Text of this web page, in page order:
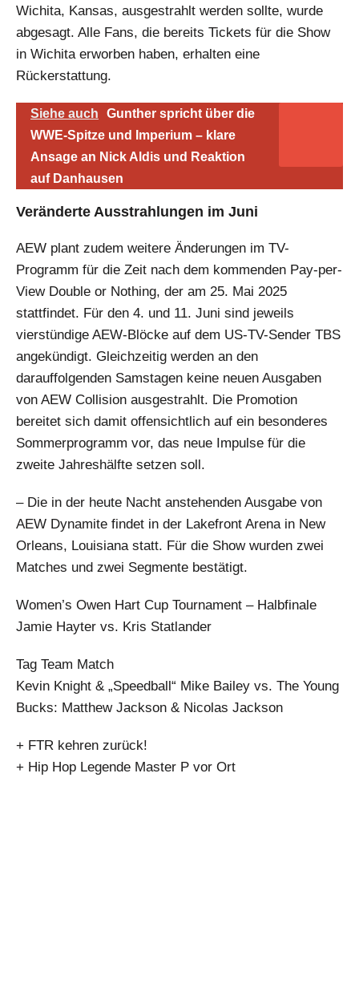
Wichita, Kansas, ausgestrahlt werden sollte, wurde
abgesagt. Alle Fans, die bereits Tickets für die Show
in Wichita erworben haben, erhalten eine
Rückerstattung.
Siehe auch
Gunther spricht über die
WWE-Spitze und Imperium – klare
Ansage an Nick Aldis und Reaktion
auf Danhausen
Veränderte Ausstrahlungen im Juni
AEW plant zudem weitere Änderungen im TV-
Programm für die Zeit nach dem kommenden Pay-per-
View Double or Nothing, der am 25. Mai 2025
stattfindet. Für den 4. und 11. Juni sind jeweils
vierstündige AEW-Blöcke auf dem US-TV-Sender TBS
angekündigt. Gleichzeitig werden an den
darauffolgenden Samstagen keine neuen Ausgaben
von AEW Collision ausgestrahlt. Die Promotion
bereitet sich damit offensichtlich auf ein besonderes
Sommerprogramm vor, das neue Impulse für die
zweite Jahreshälfte setzen soll.
– Die in der heute Nacht anstehenden Ausgabe von
AEW Dynamite findet in der Lakefront Arena in New
Orleans, Louisiana statt. Für die Show wurden zwei
Matches und zwei Segmente bestätigt.
Women’s Owen Hart Cup Tournament – Halbfinale
Jamie Hayter vs. Kris Statlander
Tag Team Match
Kevin Knight & „Speedball“ Mike Bailey vs. The Young
Bucks: Matthew Jackson & Nicolas Jackson
+ FTR kehren zurück!
+ Hip Hop Legende Master P vor Ort